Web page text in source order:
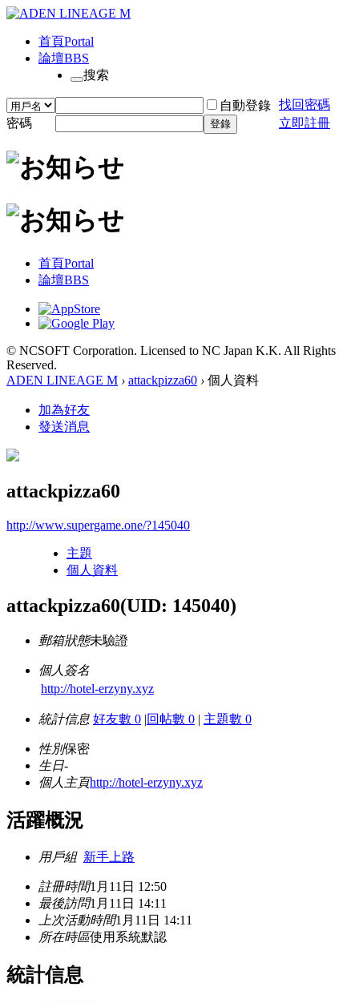
首頁Portal
論壇BBS
搜索
自動登錄 找回密碼
密碼
登錄 立即註冊
首頁Portal
論壇BBS
© NCSOFT Corporation. Licensed to NC Japan K.K. All Rights
Reserved.
ADEN LINEAGE M › attackpizza60 › 個人資料
加為好友
發送消息
attackpizza60
http://www.supergame.one/?145040
主題
個人資料
attackpizza60(UID: 145040)
郵箱狀態未驗證
個人簽名
http://hotel-erzyny.xyz
統計信息 好友數 0 |回帖數 0 | 主題數 0
性別保密
生日-
個人主頁http://hotel-erzyny.xyz
活躍概況
用戶組 新手上路
註冊時間1月11日 12:50
最後訪問1月11日 14:11
上次活動時間1月11日 14:11
所在時區使用系統默認
統計信息